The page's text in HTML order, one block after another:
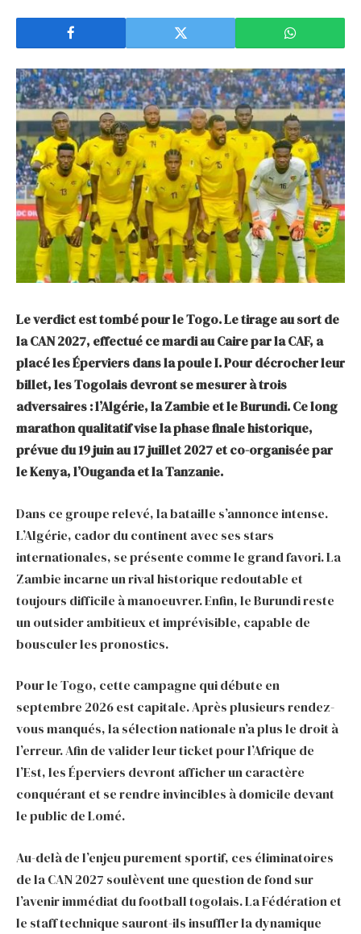
Le verdict est tombé pour le Togo. Le tirage au sort de
la CAN 2027, effectué ce mardi au Caire par la CAF, a
placé les Éperviers dans la poule I. Pour décrocher leur
billet, les Togolais devront se mesurer à trois
adversaires : l’Algérie, la Zambie et le Burundi. Ce long
marathon qualitatif vise la phase finale historique,
prévue du 19 juin au 17 juillet 2027 et co-organisée par
le Kenya, l’Ouganda et la Tanzanie.
Dans ce groupe relevé, la bataille s’annonce intense.
L’Algérie, cador du continent avec ses stars
internationales, se présente comme le grand favori. La
Zambie incarne un rival historique redoutable et
toujours difficile à manoeuvrer. Enfin, le Burundi reste
un outsider ambitieux et imprévisible, capable de
bousculer les pronostics.
Pour le Togo, cette campagne qui débute en
septembre 2026 est capitale. Après plusieurs rendez-
vous manqués, la sélection nationale n’a plus le droit à
l’erreur. Afin de valider leur ticket pour l’Afrique de
l’Est, les Éperviers devront afficher un caractère
conquérant et se rendre invincibles à domicile devant
le public de Lomé.
Au-delà de l’enjeu purement sportif, ces éliminatoires
de la CAN 2027 soulèvent une question de fond sur
l’avenir immédiat du football togolais. La Fédération et
le staff technique sauront-ils insuffler la dynamique